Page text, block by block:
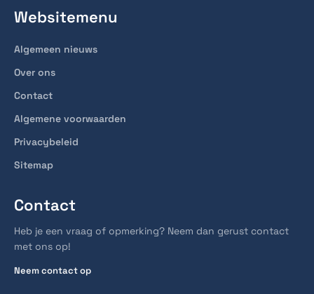
Websitemenu
Algemeen nieuws
Over ons
Contact
Algemene voorwaarden
Privacybeleid
Sitemap
Contact
Heb je een vraag of opmerking? Neem dan gerust contact
met ons op!
Neem contact op